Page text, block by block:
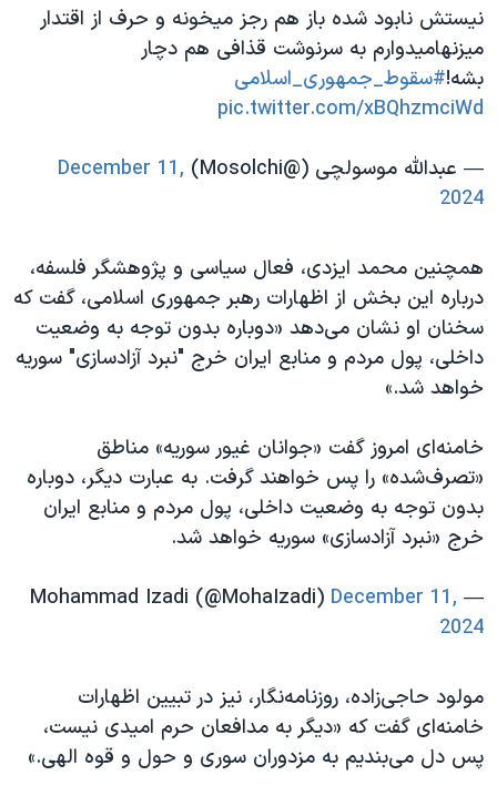
نیستش نابود شده باز هم رجز میخونه و حرف از اقتدار
میزنهامیدوارم به سرنوشت قذافی هم دچار
بشه!#سقوط_جمهوری_اسلامی
pic.twitter.com/xBQhzmciWd
— عبدالله موسولچی (@Mosolchi)
December 11,
2024
همچنین محمد ایزدی، فعال سیاسی و پژوهشگر فلسفه،
درباره این بخش از اظهارات رهبر جمهوری اسلامی، گفت که
سخنان او نشان می‌دهد «دوباره بدون توجه به وضعیت
داخلی، پول مردم و منابع ایران خرج "نبرد آزادسازی" سوریه
خواهد شد.»
خامنه‌ای امروز گفت «جوانان غیور سوریه» مناطق
«تصرف‌شده» را پس خواهند گرفت. به عبارت دیگر، دوباره
بدون توجه به وضعیت داخلی، پول مردم و منابع ایران
خرج «نبرد آزادسازی» سوریه خواهد شد.
— Mohammad Izadi (@MohaIzadi)
December 11,
2024
مولود حاجی‌زاده، روزنامه‌نگار، نیز در تبیین اظهارات
خامنه‌ای گفت که «دیگر به مدافعان حرم امیدی نیست،
پس دل می‌بندیم به مزدوران سوری و حول و قوه الهی.»